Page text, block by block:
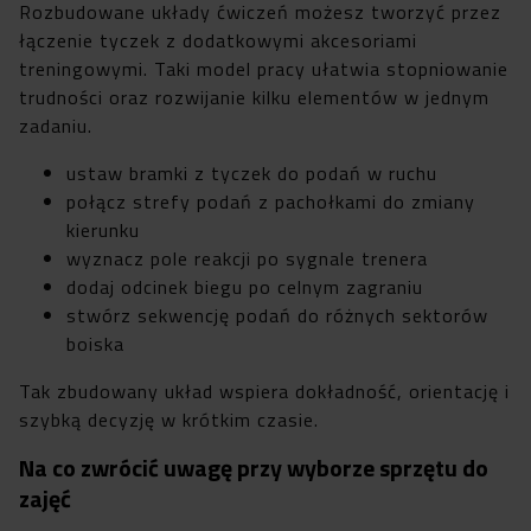
Rozbudowane układy ćwiczeń możesz tworzyć przez
łączenie tyczek z dodatkowymi akcesoriami
treningowymi. Taki model pracy ułatwia stopniowanie
trudności oraz rozwijanie kilku elementów w jednym
zadaniu.
ustaw bramki z tyczek do podań w ruchu
połącz strefy podań z pachołkami do zmiany
kierunku
wyznacz pole reakcji po sygnale trenera
dodaj odcinek biegu po celnym zagraniu
stwórz sekwencję podań do różnych sektorów
boiska
Tak zbudowany układ wspiera dokładność, orientację i
szybką decyzję w krótkim czasie.
Na co zwrócić uwagę przy wyborze sprzętu do
zajęć